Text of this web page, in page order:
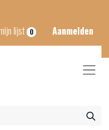
lijst 0 Aanmelden